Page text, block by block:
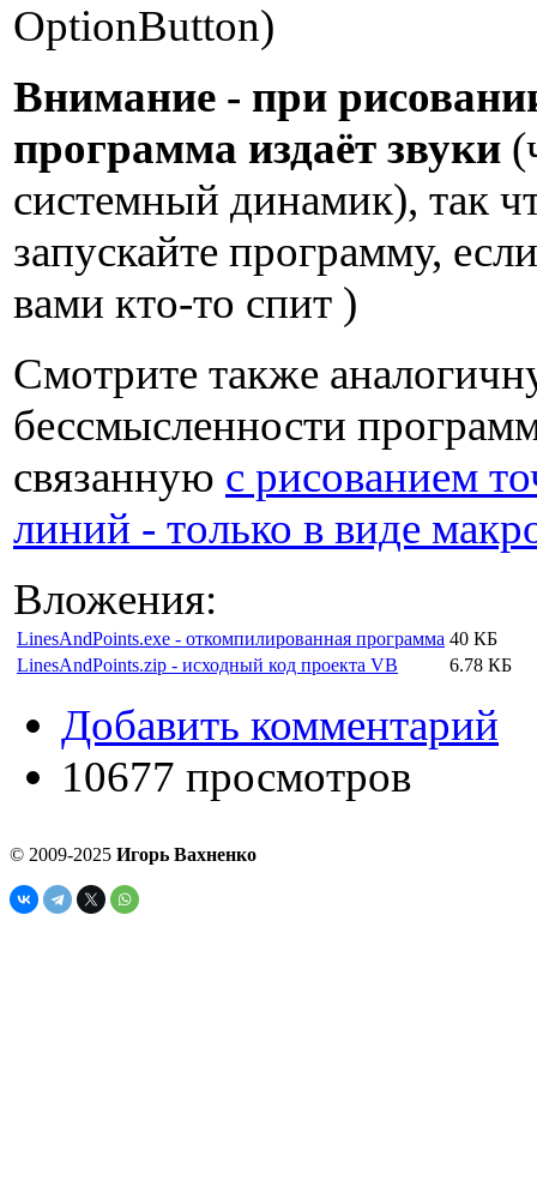
OptionButton)
Внимание - при
программа издаёт звуки
системный динамик), так
запускайте программу,
вами кто-то спит )
Смотрите также
бессмысленности
связанную с рисованием
линий - только в виде
Вложения:
LinesAndPoints.exe - откомпилированная программа 40 КБ
LinesAndPoints.zip - исходный код проекта VB
6.78 КБ
Добавить комментарий
10677 просмотров
© 2009-2025 Игорь Вахненко